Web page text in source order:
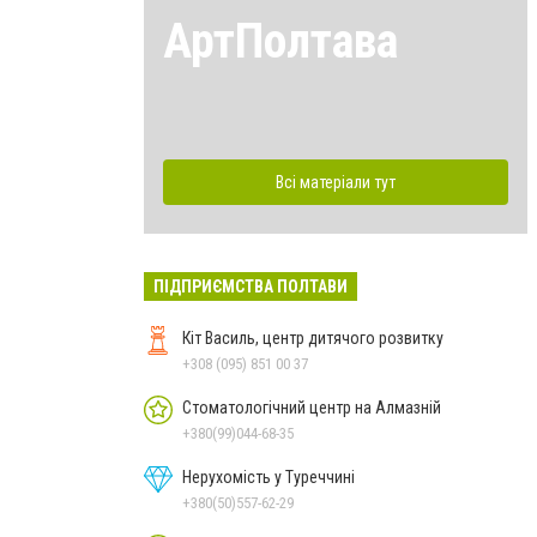
АртПолтава
Всі матеріали тут
ПІДПРИЄМСТВА ПОЛТАВИ
Кіт Василь, центр дитячого розвитку
+308 (095) 851 00 37
Стоматологічний центр на Алмазній
+380(99)044-68-35
Нерухомість у Туреччині
+380(50)557-62-29